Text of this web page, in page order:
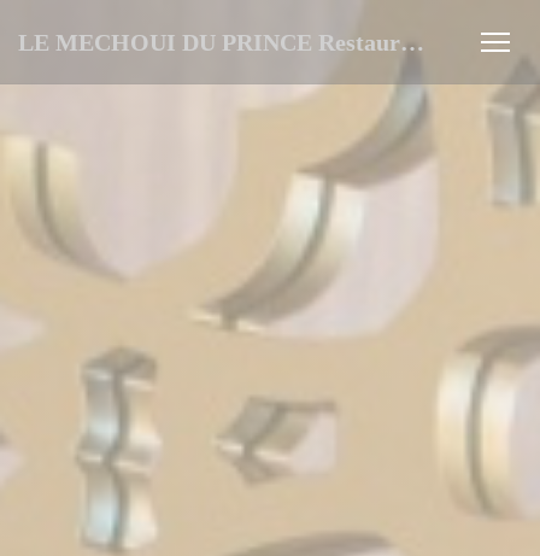
LE MECHOUI DU PRINCE Restaurant Marocain à Paris